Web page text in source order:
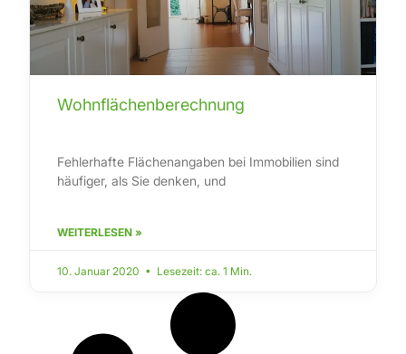
Wohnflächenberechnung
Fehlerhafte Flächenangaben bei Immobilien sind
häufiger, als Sie denken, und
WEITERLESEN »
10. Januar 2020 • Lesezeit: ca. 1 Min.